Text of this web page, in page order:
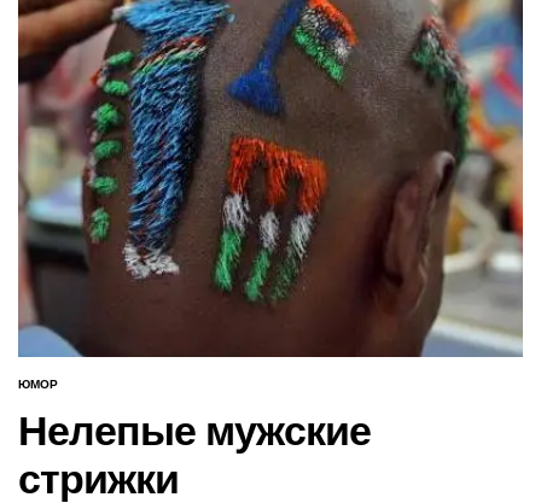
ОПУБЛИКОВАНО
ЮМОР
Нелепые мужские
стрижки